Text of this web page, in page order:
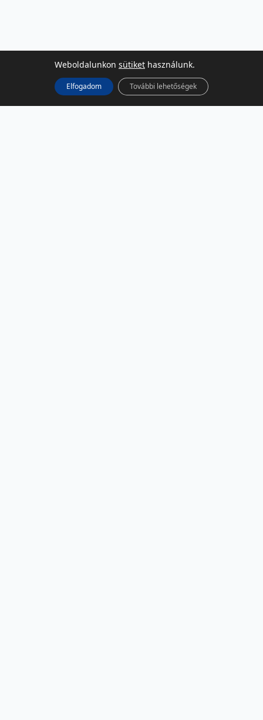
Weboldalunkon sütiket használunk.
Elfogadom További lehetőségek